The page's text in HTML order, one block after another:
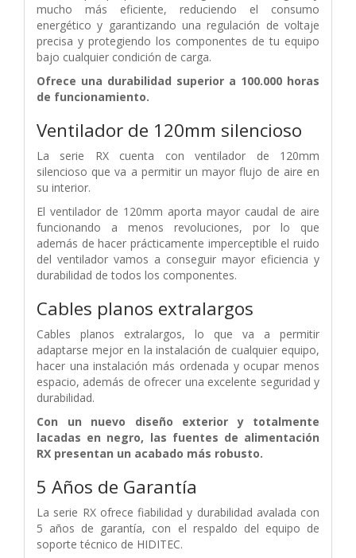
mucho más eficiente, reduciendo el consumo
energético y garantizando una regulación de voltaje
precisa y protegiendo los componentes de tu equipo
bajo cualquier condición de carga.
Ofrece una durabilidad superior a 100.000 horas
de funcionamiento.
Ventilador de 120mm silencioso
La serie RX cuenta con ventilador de 120mm
silencioso que va a permitir un mayor flujo de aire en
su interior.
El ventilador de 120mm aporta mayor caudal de aire
funcionando a menos revoluciones, por lo que
además de hacer prácticamente imperceptible el ruido
del ventilador vamos a conseguir mayor eficiencia y
durabilidad de todos los componentes.
Cables planos extralargos
Cables planos extralargos, lo que va a permitir
adaptarse mejor en la instalación de cualquier equipo,
hacer una instalación más ordenada y ocupar menos
espacio, además de ofrecer una excelente seguridad y
durabilidad.
Con un nuevo diseño exterior y totalmente
lacadas en negro, las fuentes de alimentación
RX presentan un acabado más robusto.
5 Años de Garantía
La serie RX ofrece fiabilidad y durabilidad avalada con
5 años de garantía, con el respaldo del equipo de
soporte técnico de HIDITEC.